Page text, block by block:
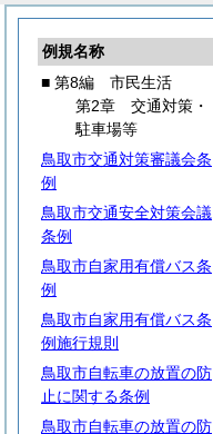
例規名称
■ 第8編 市民生活
第2章 交通対策・
駐車場等
鳥取市交通対策審議会条
例
鳥取市交通安全対策会議
条例
鳥取市自家用有償バス条
例
鳥取市自家用有償バス条
例施行規則
鳥取市自転車の放置の防
止に関する条例
鳥取市自転車の放置の防